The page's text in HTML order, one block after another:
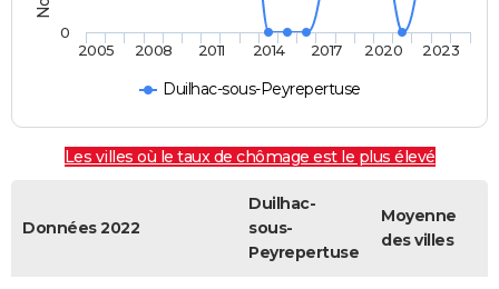
Duilhac-sous-Peyrepertuse
2005 2008 2011 2014 2017 2020 2023
0
Les villes où le taux de chômage est le plus élevé
Données 2022
Duilhac-
sous-
Peyrepertuse
Moyenne
des villes